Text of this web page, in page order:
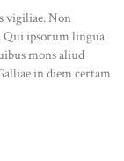
vigiliae. Non
Qui ipsorum lingua
mons aliud
in diem certam